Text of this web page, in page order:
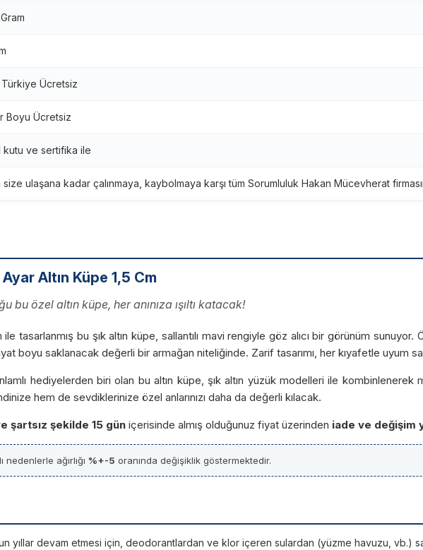
Altın Küpe 1,5 Cm
bu özel altın küpe, her anınıza ışıltı katacak!
ile tasarlanmış bu şık altın küpe, sallantılı mavi rengiyle göz alıcı bir görünüm
boyu saklanacak değerli bir armağan niteliğinde. Zarif tasarımı, her kıyafetle uyum
hediyelerden biri olan bu altın küpe, şık altın yüzük modelleri ile kombinlenerek
hem de sevdiklerinize özel anlarınızı daha da değerli kılacak.
şartsız şekilde 15 gün içerisinde almış olduğunuz fiyat üzerinden iade ve değişim
ağırlığı %+-5 oranında değişiklik göstermektedir.
Türkiye Ücretsiz
Boyu Ücretsiz
kutu ve sertifika ile
size ulaşana kadar çalınmaya, kaybolmaya karşı tüm Sorumluluk Hakan Mücevherat
uzun yıllar devam etmesi için, deodorantlardan ve klor içeren sulardan (yüzme havuzu, vb.)